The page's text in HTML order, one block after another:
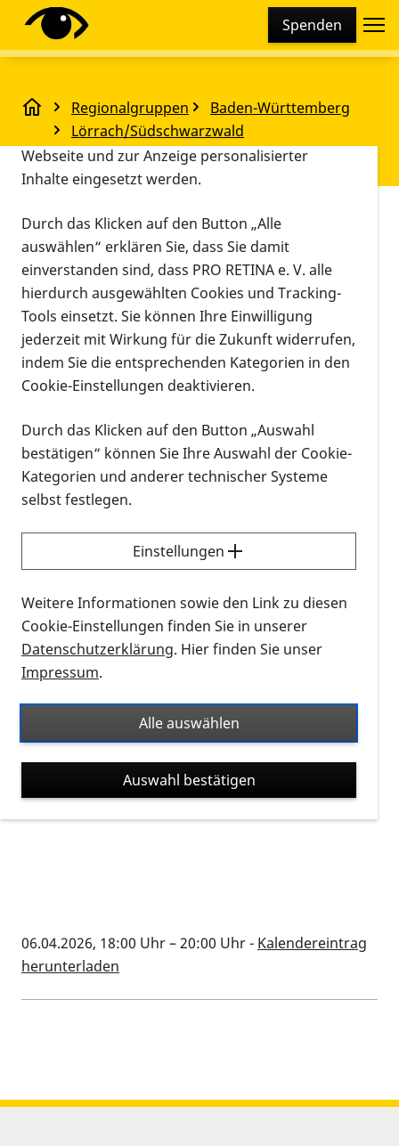
Spenden
Regionalgruppen
Baden-Württemberg
Lörrach/Südschwarzwald
April-Treffen - Termin fällt aus
April-Treffen - Termin fällt aus
Vorlesen
Informationen zum Termin
06.04.2026, 18:00 Uhr–20:00 Uhr
Terminausfall - KI-generiert
Dieses Trefen fällt aus.
gemeinsamen Ausflug nach Bad Säckingen.
06.04.2026, 18:00 Uhr–20:00 Uhr- Kalendereintrag
herunterladen
Diese Webseite setzt verschiedene Cookies und
Tracking-Tools ein. Dies beinhaltet Cookies und
technisch notwendig sind, die zu statistischen
Zwecken sowie zur besseren Bedienbarkeit der
Webseite und zur Anzeige personalisierter
Inhalte eingesetzt werden.
Durch das Klicken auf den Button „Alle
auswählen“ erklären Sie, dass Sie damit
einverstanden sind, dass PRO RETINA e. V. alle
hierdurch ausgewählten Cookies und Tracking-
Tools einsetzt. Sie können Ihre Einwilligung
jederzeit mit Wirkung für die Zukunft widerrufen,
indem Sie die entsprechenden Kategorien in den
Cookie-Einstellungen deaktivieren.
Durch das Klicken auf den Button „Auswahl
bestätigen“ können Sie Ihre Auswahl der Cookie-
Kategorien und anderer technischer Systeme
selbst festlegen.
Einstellungen
Weitere Informationen sowie den Link zu diesen
Cookie-Einstellungen finden Sie in unserer
Datenschutzerklärung. Hier finden Sie unser
Impressum.
Alle auswählen
Auswahl bestätigen